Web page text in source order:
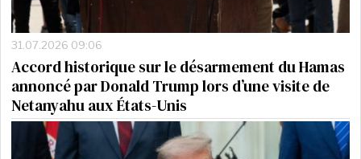
31.07.2026 09:06
Accord historique sur le désarmement du Hamas
annoncé par Donald Trump lors d’une visite de
Netanyahu aux États-Unis